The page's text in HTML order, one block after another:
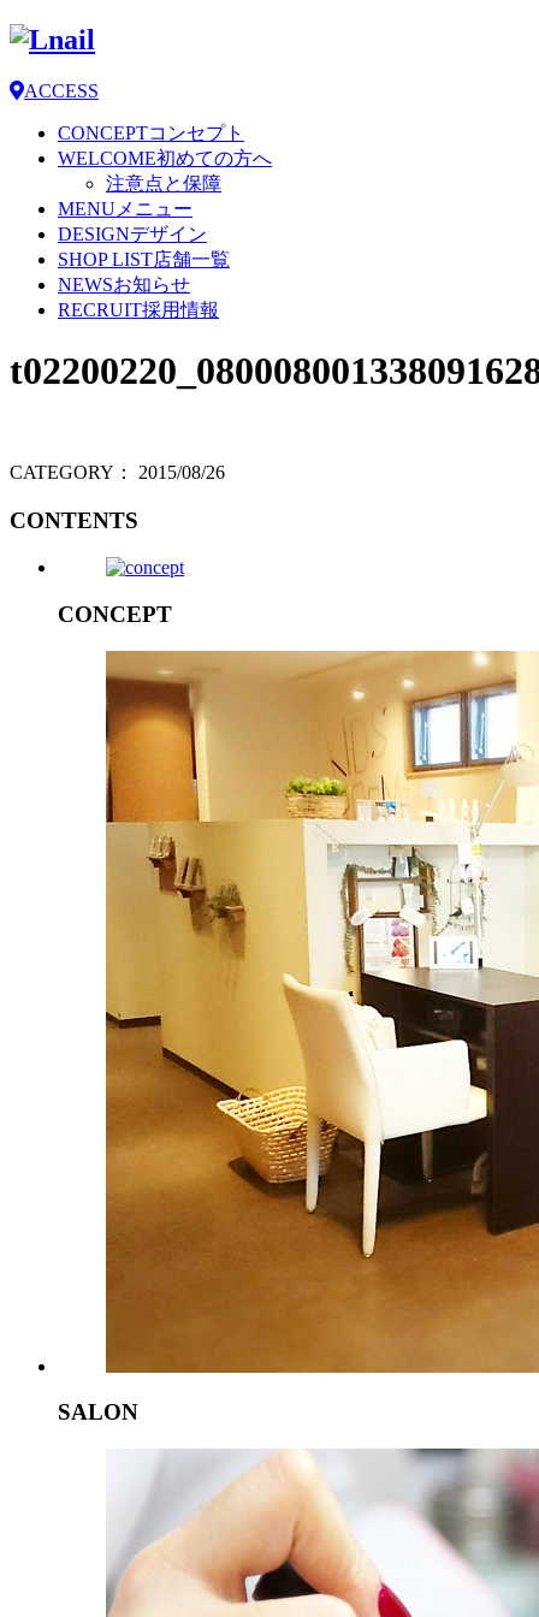
ACCESS
CONCEPTコンセプト
WELCOME初めての方へ
注意点と保障
MENU メニュー
DESIGNデザイン
SHOP LIST店舗一覧
NEWSお知らせ
RECRUIT採用情報
CATEGORY： 2015/08/26
CONTENTS
CONCEPT
SALON